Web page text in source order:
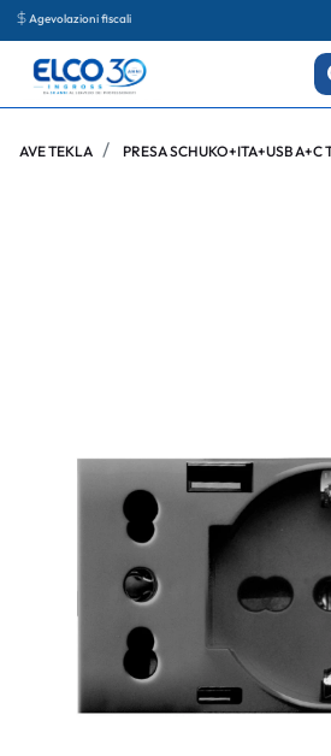
Agevolazioni fiscali
AVE TEKLA PRESA SCHUKO+ITA+USB A+C